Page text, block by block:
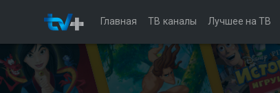
Главная ТВ каналы Лучшее на ТВ